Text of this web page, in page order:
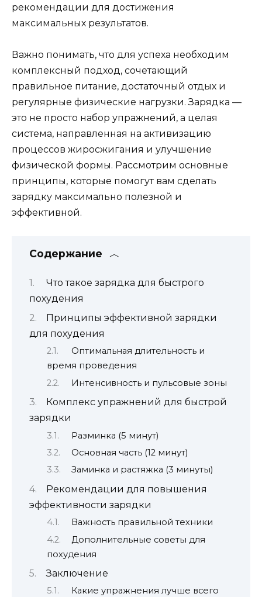
рекомендации для достижения
максимальных результатов.
Важно понимать, что для успеха необходим
комплексный подход, сочетающий
правильное питание, достаточный отдых и
регулярные физические нагрузки. Зарядка —
это не просто набор упражнений, а целая
система, направленная на активизацию
процессов жиросжигания и улучшение
физической формы. Рассмотрим основные
принципы, которые помогут вам сделать
зарядку максимально полезной и
эффективной.
Содержание
Что такое зарядка для быстрого
похудения
Принципы эффективной зарядки
для похудения
Оптимальная длительность и
время проведения
Интенсивность и пульсовые зоны
Комплекс упражнений для быстрой
зарядки
Разминка (5 минут)
Основная часть (12 минут)
Заминка и растяжка (3 минуты)
Рекомендации для повышения
эффективности зарядки
Важность правильной техники
Дополнительные советы для
похудения
Заключение
Какие упражнения лучше всего